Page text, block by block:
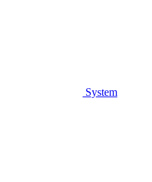
System